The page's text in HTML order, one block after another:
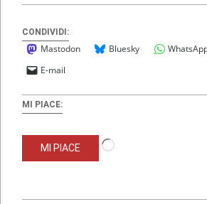
CONDIVIDI:
Mastodon Bluesky
E-mail
MI PIACE:
MI PIACE